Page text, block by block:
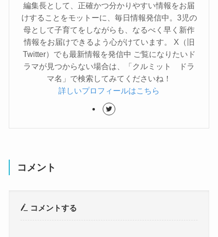
編集長として、正確かつ分かりやすい情報をお届
けすることをモットーに、毎日情報発信中。3児の
母として子育てをしながらも、なるべく早く新作
情報をお届けできるよう心がけています。 X（旧
Twitter）でも最新情報を発信中 ご覧になりたいド
ラマが見つからない場合は、「クルミット ドラ
マ名」で検索してみてくださいね！
詳しいプロフィールはこちら
コメント
コメントする